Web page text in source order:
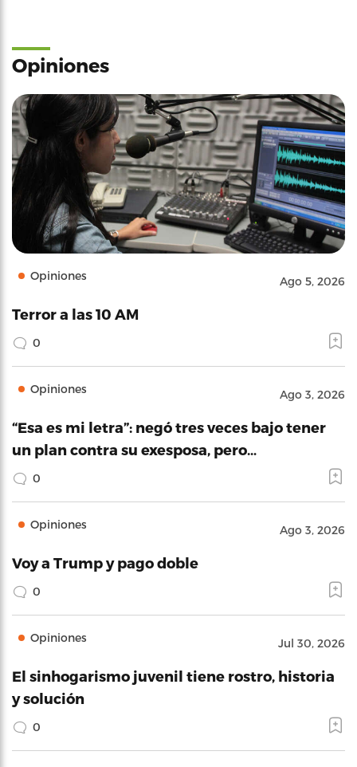
Opiniones
Opiniones Ago 5, 2026
Terror a las 10 AM
0
Opiniones Ago 3, 2026
“Esa es mi letra”: negó tres veces bajo tener
un plan contra su exesposa, pero…
0
Opiniones Ago 3, 2026
Voy a Trump y pago doble
0
Opiniones Jul 30, 2026
El sinhogarismo juvenil tiene rostro, historia
y solución
0